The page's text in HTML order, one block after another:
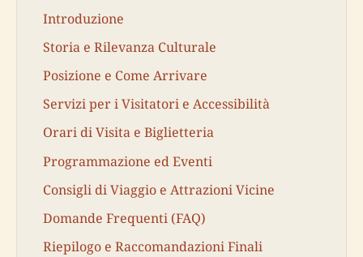
Introduzione
Storia e Rilevanza Culturale
Posizione e Come Arrivare
Servizi per i Visitatori e Accessibilità
Orari di Visita e Biglietteria
Programmazione ed Eventi
Consigli di Viaggio e Attrazioni Vicine
Domande Frequenti (FAQ)
Riepilogo e Raccomandazioni Finali